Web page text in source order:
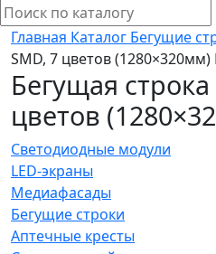
Главная Каталог Бегущие
SMD, 7 цветов (1280×320мм)
Бегущая
цветов
Светодиодные модули
LED-экраны
Медиафасады
Бегущие строки
Аптечные кресты